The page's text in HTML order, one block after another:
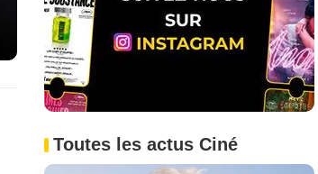
Toutes les actus Ciné